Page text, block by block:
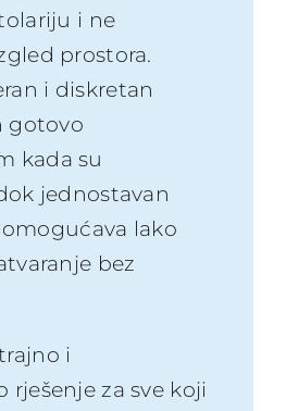
i ne
prostora.
i diskretan
gotovo
kada su
jednostavan
lako
bez
i
rješenje za sve koji